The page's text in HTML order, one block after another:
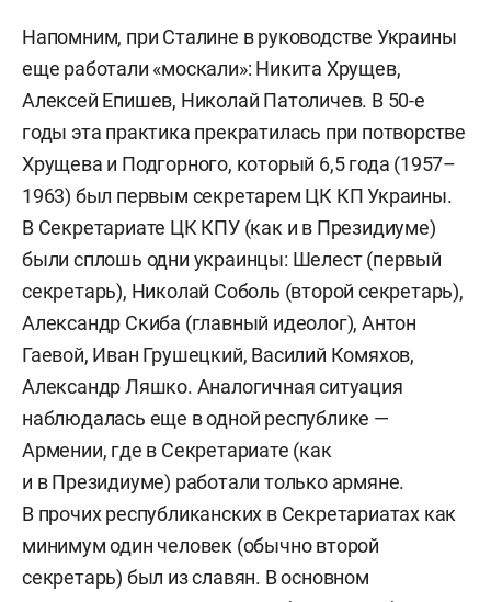
Напомним, при Сталине в руководстве Украины
еще работали «москали»: Никита Хрущев,
Алексей Епишев, Николай Патоличев. В 50-е
годы эта практика прекратилась при потворстве
Хрущева и Подгорного, который 6,5 года (1957–
1963) был первым секретарем ЦК КП Украины.
В Секретариате ЦК КПУ (как и в Президиуме)
были сплошь одни украинцы: Шелест (первый
секретарь), Николай Соболь (второй секретарь),
Александр Скиба (главный идеолог), Антон
Гаевой, Иван Грушецкий, Василий Комяхов,
Александр Ляшко. Аналогичная ситуация
наблюдалась еще в одной республике —
Армении, где в Секретариате (как
и в Президиуме) работали только армяне.
В прочих республиканских в Секретариатах как
минимум один человек (обычно второй
секретарь) был из славян. В основном